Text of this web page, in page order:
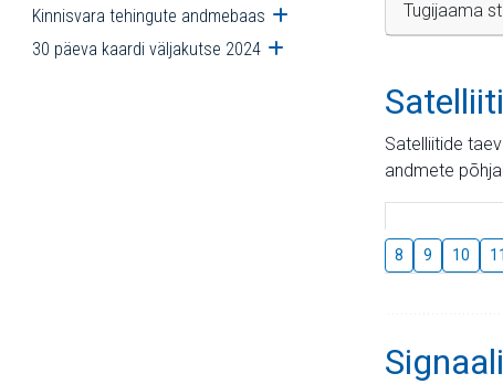
Kinnisvara tehingute andmebaas Ava alammenüü
30 päeva kaardi väljakutse 2024 Ava alammenüü
Tugijaama
Satelliitide
andmete
8 9 10 11